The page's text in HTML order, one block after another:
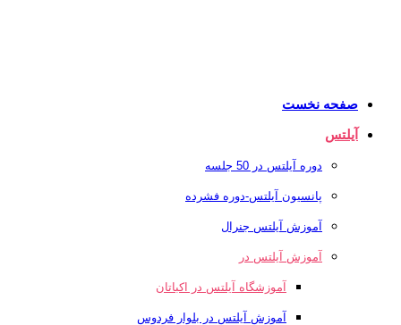
صفحه نخست
آیلتس
دوره آیلتس در 50 جلسه
پانسیون آیلتس-دوره فشرده
آموزش آیلتس جنرال
آموزش آیلتس در
آموزشگاه آیلتس در اکباتان
آموزش آیلتس در بلوار فردوس